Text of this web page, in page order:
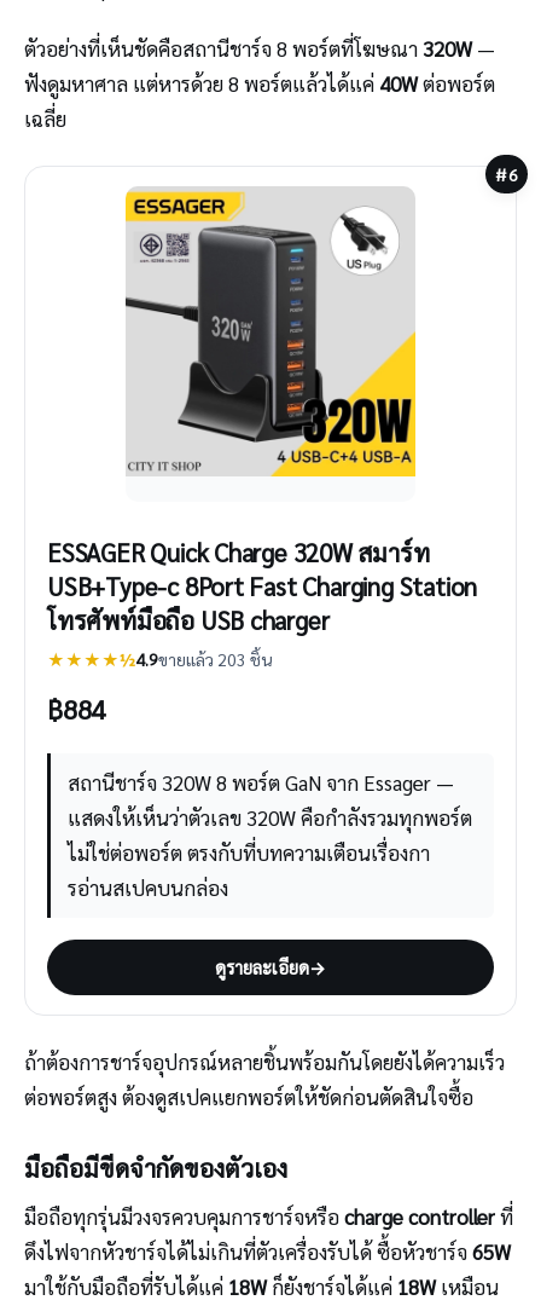
ตัวอย่างที่เห็นชัดคือสถานีชาร์จ 8 พอร์ตที่โฆษณา 320W—
ฟังดูมหาศาล แต่หารด้วย 8 พอร์ตแล้วได้แค่ 40Wต่อพอร์ต
เฉลี่ย
#6
ESSAGER Quick Charge 320W สมาร์ท
USB+Type-c 8Port Fast Charging Station
โทรศัพท์มือถือ USB charger
★★★★½4.9ขายแล้ว 203 ชิ้น
฿884
สถานีชาร์จ 320W 8 พอร์ต GaN จาก Essager —
แสดงให้เห็นว่าตัวเลข 320W คือกำลังรวมทุกพอร์ต
ไม่ใช่ต่อพอร์ต ตรงกับที่บทความเตือนเรื่องกา
รอ่านสเปคบนกล่อง
ดูรายละเอียด→
ถ้าต้องการชาร์จอุปกรณ์หลายชิ้นพร้อมกันโดยยังได้ความเร็ว
ต่อพอร์ตสูง ต้องดูสเปคแยกพอร์ตให้ชัดก่อนตัดสินใจซื้อ
มือถือมีขีดจำกัดของตัวเอง
มือถือทุกรุ่นมีวงจรควบคุมการชาร์จหรือcharge controllerที่
ดึงไฟจากหัวชาร์จได้ไม่เกินที่ตัวเครื่องรับได้ ซื้อหัวชาร์จ65W
มาใช้กับมือถือที่รับได้แค่ 18Wก็ยังชาร์จได้แค่ 18Wเหมือน